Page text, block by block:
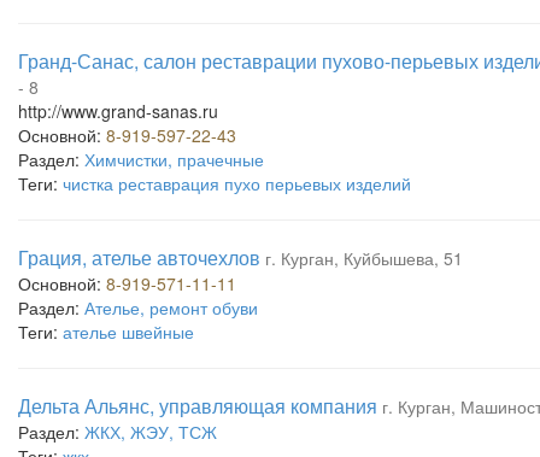
Гранд-Санас, салон реставрации пухово-перьевых
- 8
http://www.grand-sanas.ru
Основной: 8-919-597-22-43
Раздел: Химчистки, прачечные
Теги: чистка реставрация пухо перьевых изделий
Грация, ателье авточехлов г. Курган, Куйбышева, 51
Основной: 8-919-571-11-11
Раздел: Ателье, ремонт обуви
Теги: ателье швейные
Дельта Альянс, управляющая компания г. Курган,
Раздел: ЖКХ, ЖЭУ, ТСЖ